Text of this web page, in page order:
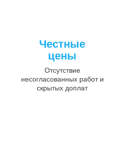
Честные
цены
Отсутствие
несогласованных работ и
скрытых доплат